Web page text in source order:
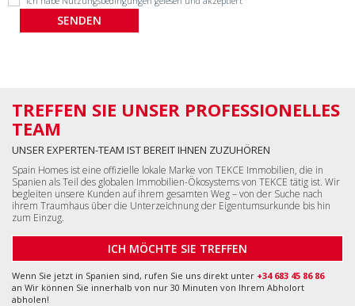
TREFFEN SIE UNSER PROFESSIONELLES
TEAM
UNSER EXPERTEN-TEAM IST BEREIT IHNEN ZUZUHÖREN
Spain Homes ist eine offizielle lokale Marke von TEKCE Immobilien, die in
Spanien als Teil des globalen Immobilien-Ökosystems von TEKCE tätig ist. Wir
begleiten unsere Kunden auf ihrem gesamten Weg – von der Suche nach
ihrem Traumhaus über die Unterzeichnung der Eigentumsurkunde bis hin
zum Einzug.
ICH MÖCHTE SIE TREFFEN
Wenn Sie jetzt in Spanien sind, rufen Sie uns direkt unter +34 683 45 86 86
an Wir können Sie innerhalb von nur 30 Minuten von Ihrem Abholort
abholen!